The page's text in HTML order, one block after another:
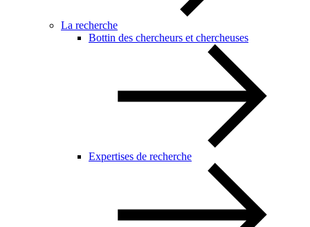
La recherche
Bottin des chercheurs et chercheuses
Expertises de recherche